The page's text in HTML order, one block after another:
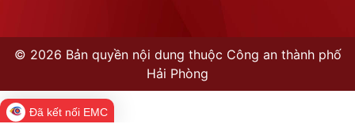
© 2026 Bản quyền nội dung thuộc Công an thành phố
Hải Phòng
Đã kết nối EMC